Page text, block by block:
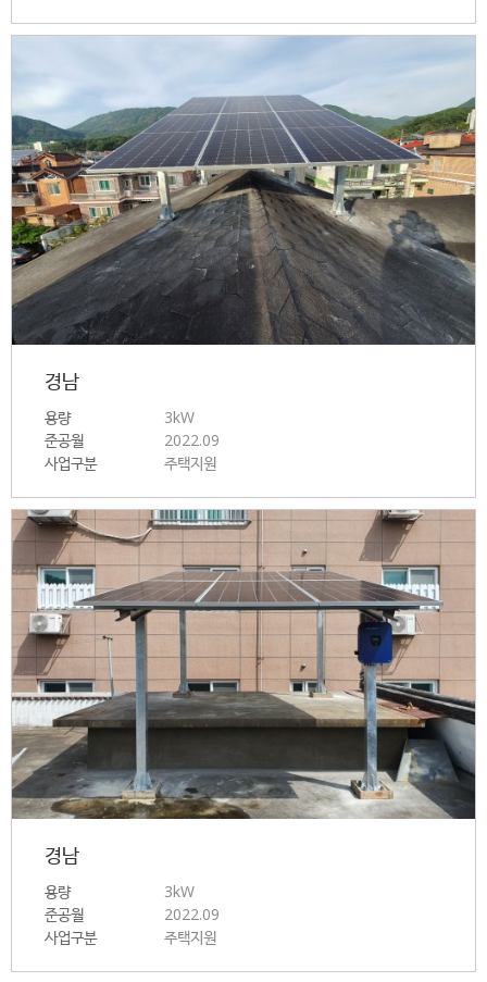
경남
용량
3kW
준공월
2022.09
사업구분
주택지원
경남
용량
3kW
준공월
2022.09
사업구분
주택지원